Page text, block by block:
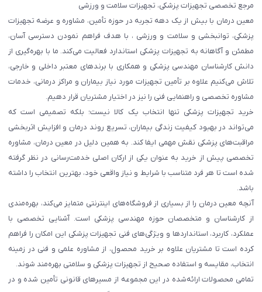
مرجع تخصصی تجهیزات پزشکی، تجهیزات سلامت و ورزشی
معین درمان با بیش از یک دهه تجربه در حوزه تأمین، مشاوره و عرضه تجهیزات
پزشکی، توانبخشی و سلامت و ورزشی ، با هدف فراهم نمودن دسترسی آسان،
مطمئن و آگاهانه به تجهیزات پزشکی استاندارد فعالیت می‌کند. ما با بهره‌گیری از
دانش کارشناسان مهندسی پزشکی و همکاری با برندهای معتبر داخلی و خارجی،
تلاش می‌کنیم علاوه بر تأمین تجهیزات مورد نیاز بیماران و مراکز درمانی، خدمات
مشاوره تخصصی و راهنمایی فنی را نیز در اختیار مشتریان قرار دهیم.
خرید تجهیزات پزشکی تنها انتخاب یک کالا نیست؛ بلکه تصمیمی است که
می‌تواند در بهبود کیفیت زندگی بیماران، تسریع روند درمان و افزایش اثربخشی
مراقبت‌های پزشکی نقش مهمی ایفا کند. به همین دلیل در معین درمان، مشاوره
تخصصی پیش از خرید به عنوان یکی از ارکان اصلی خدمت‌رسانی در نظر گرفته
شده است تا هر فرد متناسب با شرایط و نیاز واقعی خود، بهترین انتخاب را داشته
باشد.
آنچه معین درمان را از بسیاری از فروشگاه‌های اینترنتی متمایز می‌کند، بهره‌مندی
از کارشناسان و متخصصان حوزه مهندسی پزشکی است. آشنایی تخصصی با
عملکرد، کاربرد، استانداردها و ویژگی‌های فنی تجهیزات پزشکی این امکان را فراهم
کرده است تا مشتریان علاوه بر خرید محصول، از مشاوره علمی و فنی در زمینه
انتخاب، مقایسه و استفاده صحیح از تجهیزات پزشکی و سلامتی بهره‌مند شوند.
تمامی محصولات ارائه‌شده در این مجموعه از مسیرهای قانونی تأمین شده و در